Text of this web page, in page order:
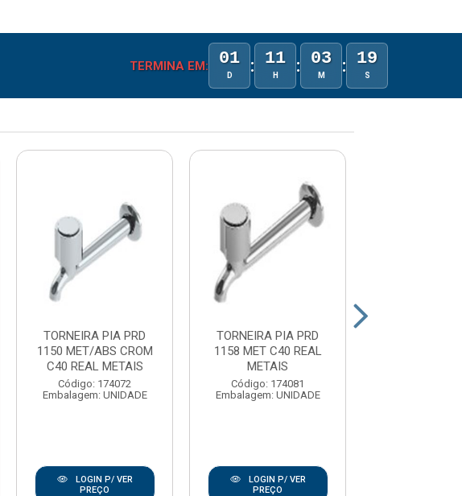
TERMINA EM: 01
D : 11
H : 03
M : 19
S
TORNEIRA PIA PRD
1150 MET/ABS CROM
C40 REAL METAIS
Código: 174072
Embalagem: UNIDADE
LOGIN P/ VER
PREÇO
TORNEIRA PIA PRD
1158 MET C40 REAL
METAIS
Código: 174081
Embalagem: UNIDADE
LOGIN P/ VER
PREÇO